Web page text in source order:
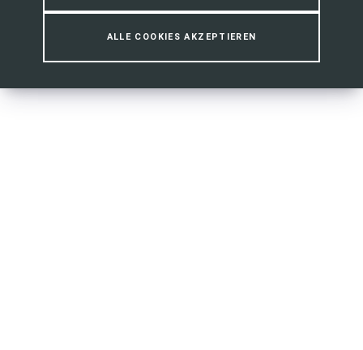
ALLE COOKIES AKZEPTIEREN